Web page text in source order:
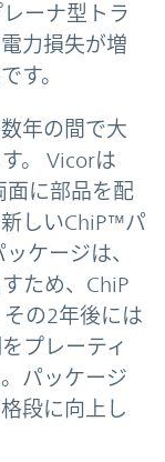
ーナ型トラ
力損失が増
す。
年の間で大
。 Vicorは
面に部品を配
しいChiP™パ
ケージは、
ため、ChiP
の2年後には
プレーティ
パッケージ
段に向上し